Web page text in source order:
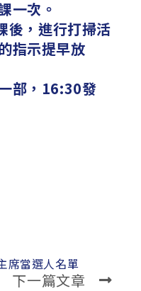
一次。
後，進行打掃活
指示提早放
部，16:30發
席當選人名單
下一篇文章